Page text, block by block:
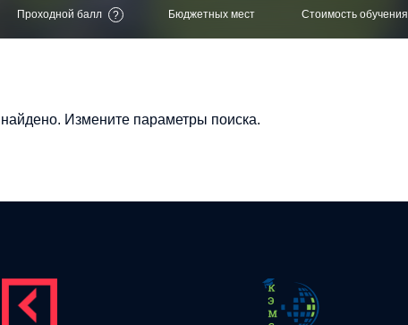
Проходной балл ? Бюджетных мест Стоимость обучения
Измените параметры поиска.